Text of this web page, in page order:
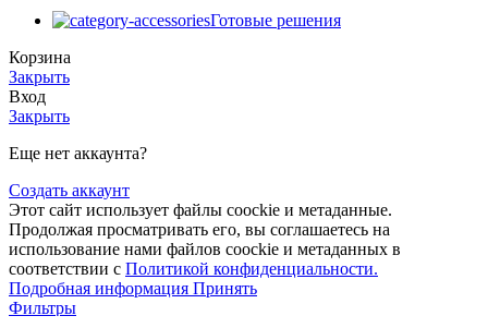
Готовые решения
Корзина
Закрыть
Вход
Закрыть
Еще нет аккаунта?
Создать аккаунт
Этот сайт использует файлы coockie и метаданные.
Продолжая просматривать его, вы соглашаетесь на
использование нами файлов coockie и метаданных в
соответствии с Политикой конфиденциальности.
Подробная информация Подробная
Принять
Фильтры